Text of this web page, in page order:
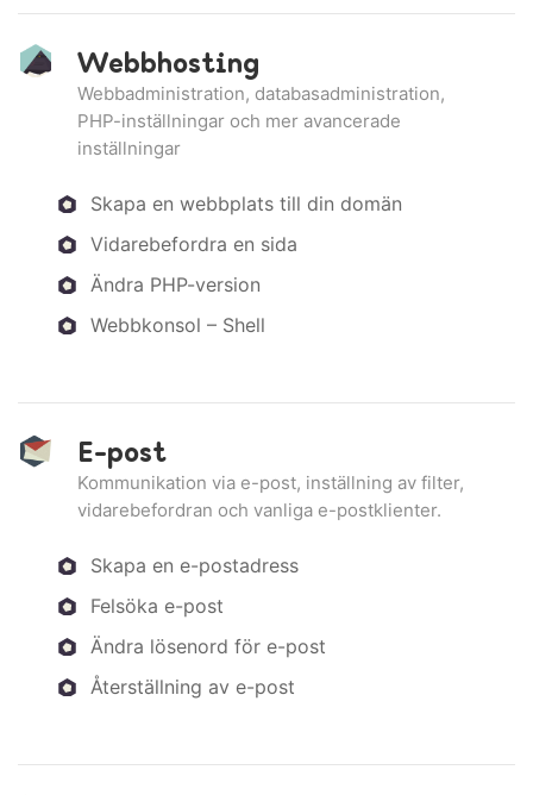
Webbhosting
Webbadministration, databasadministration,
PHP-inställningar och mer avancerade
inställningar
Skapa en webbplats till din domän
Vidarebefordra en sida
Ändra PHP-version
Webbkonsol – Shell
E-post
Kommunikation via e-post, inställning av filter,
vidarebefordran och vanliga e-postklienter.
Skapa en e-postadress
Felsöka e-post
Ändra lösenord för e-post
Återställning av e-post